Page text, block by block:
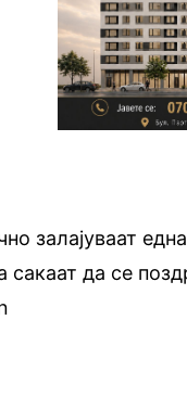
залајуваат
сакаат да се